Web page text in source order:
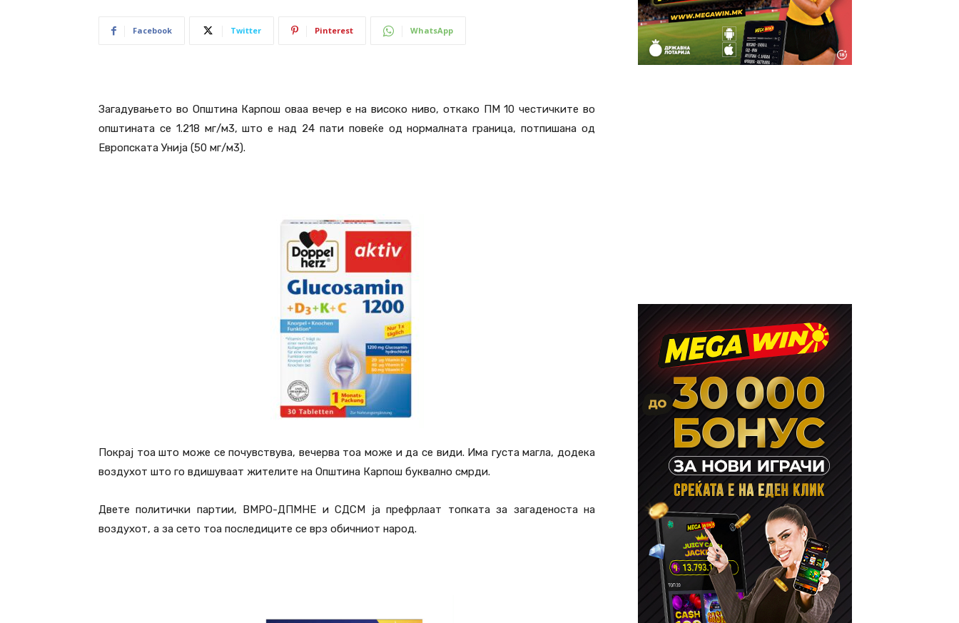
Facebook Twitter Pinterest WhatsApp
Загадувањето во Општина Карпош оваа вечер е на високо ниво, откако ПМ 10 честичките во
општината се 1.218 мг/м3, што е над 24 пати повеќе од нормалната граница, потпишана од
Европската Унија (50 мг/м3).
Покрај тоа што може се почувствува, вечерва тоа може и да се види. Има густа магла, додека
воздухот што го вдишуваат жителите на Општина Карпош буквално смрди.
Двете политички партии, ВМРО-ДПМНЕ и СДСМ ја префрлаат топката за загаденоста на
воздухот, а за сето тоа последиците се врз обичниот народ.